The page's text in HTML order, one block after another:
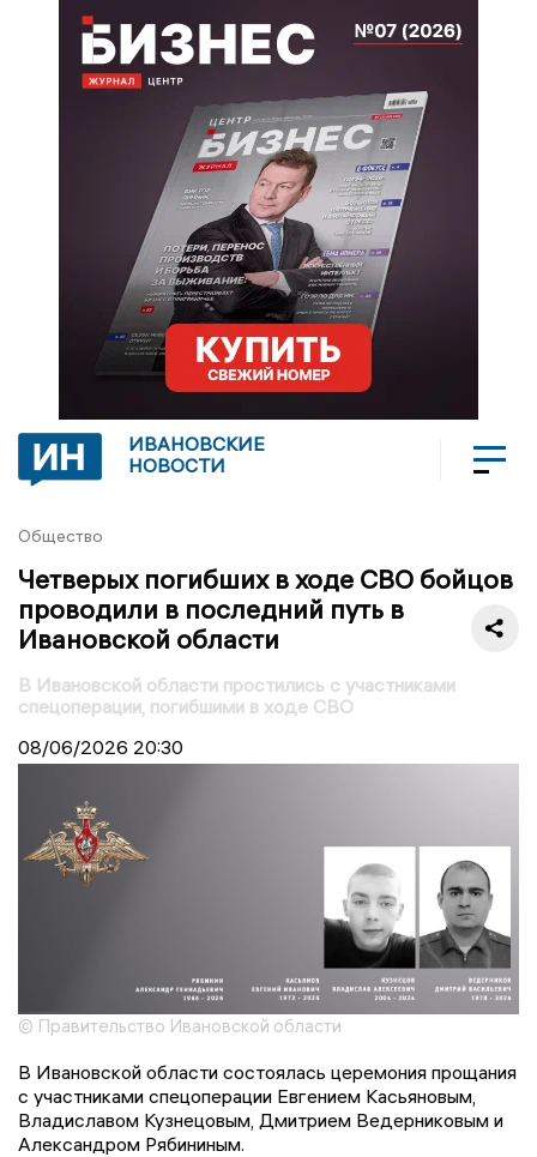
ИВАНОВСКИЕ
НОВОСТИ
Общество
Четверых погибших в ходе СВО бойцов
проводили в последний путь в
Ивановской области
В Ивановской области простились с участниками
спецоперации, погибшими в ходе СВО
08/06/2026 20:30
© Правительство Ивановской области
В Ивановской области состоялась церемония прощания
с участниками спецоперации Евгением Касьяновым,
Владиславом Кузнецовым, Дмитрием Ведерниковым и
Александром Рябининым.